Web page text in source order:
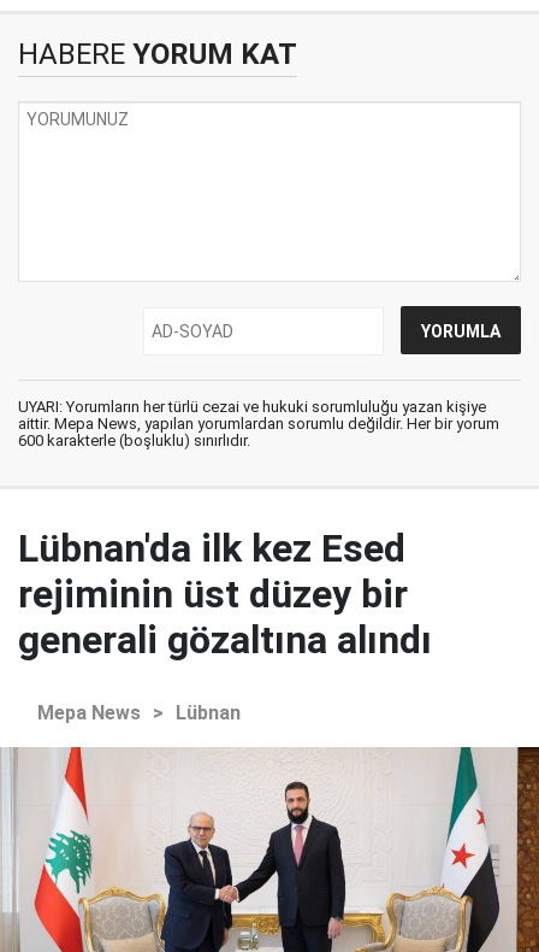
HABERE YORUM KAT
UYARI: Yorumların her türlü cezai ve hukuki sorumluluğu yazan kişiye
aittir. Mepa News, yapılan yorumlardan sorumlu değildir. Her bir yorum
600 karakterle (boşluklu) sınırlıdır.
Lübnan'da ilk kez Esed
rejiminin üst düzey bir
generali gözaltına alındı
Mepa News > Lübnan